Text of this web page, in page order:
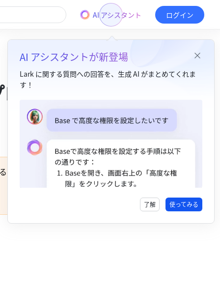
AI アシスタント
AI アシスタントが新登場
Lark に関する質問への回答を、生成 AI がまとめてくれま
す！
了解 使ってみる
ログイン
発
1. Docs で要求定義を明確に​